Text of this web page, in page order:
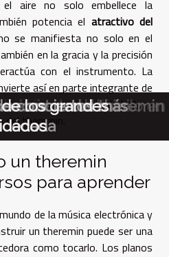
aire no solo embellece la
potencia el atractivo del
se manifiesta no solo en el
en la gracia y la precisión
con el instrumento. La
así en parte integrante de
una capa adicional de belleza
theremin.
un theremin
para aprender
de la música electrónica y
un theremin puede ser una
como tocarlo. Los planos
del violin
del vinilo en
del theremin
conciertos más
los grandes